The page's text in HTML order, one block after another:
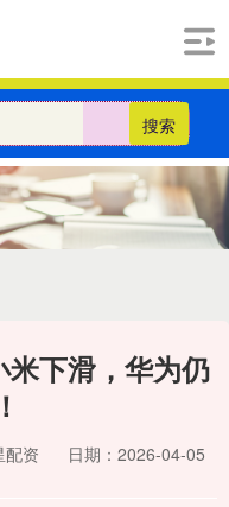
搜索
下滑，华为仍
配资
日期：2026-04-05